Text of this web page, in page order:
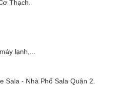
Thạch.
lạnh,...
Sala - Nhà Phố Sala Quận 2.